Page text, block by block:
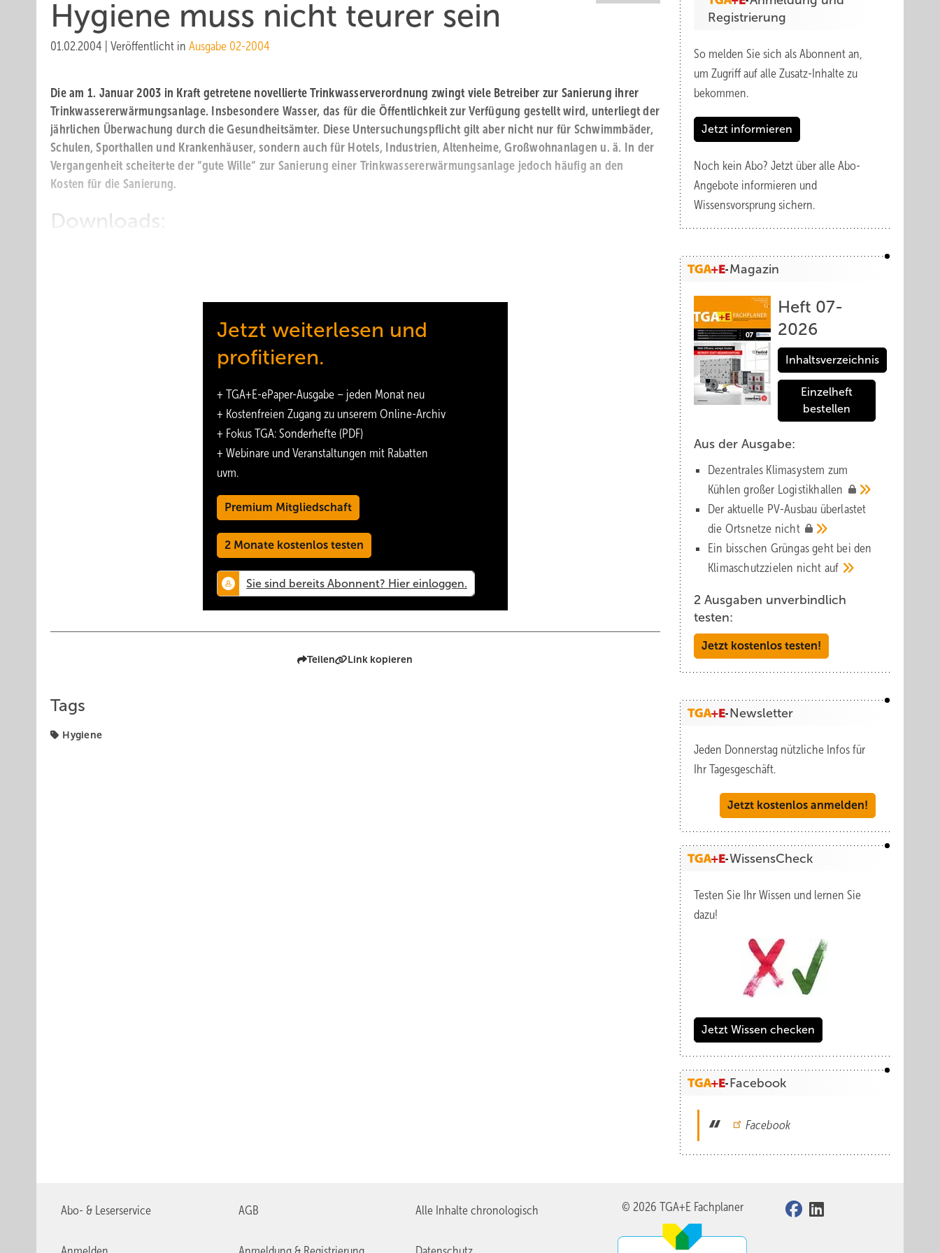
Hygiene muss nicht teurer sein
01.02.2004 Veröffentlicht in Ausgabe 02-2004
Die am 1. Januar 2003 in Kraft getretene novellierte Trinkwasserverordnung zwingt viele Betreiber zur Sanierung ihrer
Trinkwassererwärmungsanlage. Insbesondere Wasser, das für die Öffentlichkeit zur Verfügung gestellt wird, unterliegt der
jährlichen Überwachung durch die Gesundheitsämter. Diese Untersuchungspflicht gilt aber nicht nur für Schwimmbäder,
Schulen, Sporthallen und Krankenhäuser, sondern auch für Hotels, Industrien, Altenheime, Großwohnanlagen u. ä. In der
Vergangenheit scheiterte der “gute Wille“ zur Sanierung einer Trinkwassererwärmungsanlage jedoch häufig an den
Kosten für die Sanierung.
Downloads:
Jetzt weiterlesen und
profitieren.
+ TGA+E-ePaper-Ausgabe – jeden Monat neu
+ Kostenfreien Zugang zu unserem Online-Archiv
+ Fokus TGA: Sonderhefte (PDF)
+ Webinare und Veranstaltungen mit Rabatten
uvm.
Premium Mitgliedschaft
2 Monate kostenlos testen
Teilen Link kopieren
Tags
Hygiene
Registrierung
So melden Sie sich als Abonnent an,
um Zugriff auf alle Zusatz-Inhalte zu
bekommen.
Jetzt informieren
Noch kein Abo? Jetzt über alle Abo-
Angebote informieren und
Wissensvorsprung sichern.
Magazin
Heft 07-
2026
Inhaltsverzeichnis
Einzelheft
bestellen
Aus der Ausgabe:
Dezentrales Klimasystem zum
Kühlen großer Logistik­hallen
Der aktuelle PV-Ausbau über­lastet
die Orts­netze nicht
Ein bisschen Grüngas geht bei den
Klima­schutz­zielen nicht auf
2 Ausgaben unverbindlich
testen:
Jetzt kostenlos testen!
Newsletter
Jeden Donnerstag nützliche Infos für
Ihr Tagesgeschäft.
Jetzt kostenlos anmelden!
WissensCheck
Testen Sie Ihr Wissen und lernen Sie
dazu!
Jetzt Wissen checken
Facebook
Facebook
Abo- & Leserservice AGB Alle Inhalte chronologisch © 2026 TGA+E Fachplaner